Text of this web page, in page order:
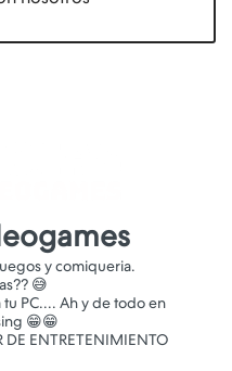
y comiqueria.
😅
PC.... Ah y de todo en
😁😁